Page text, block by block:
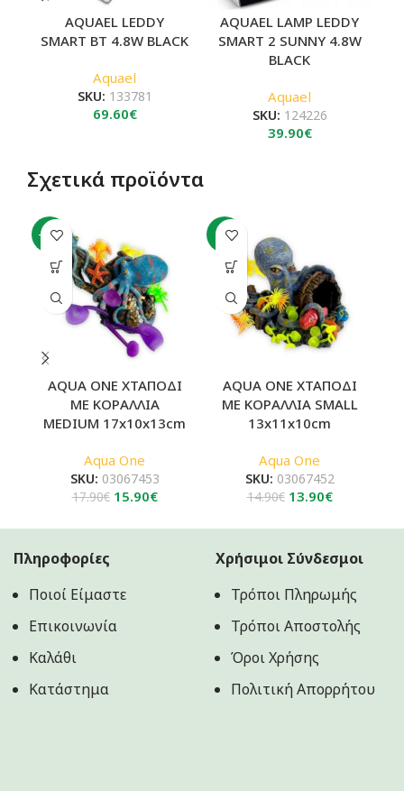
AQUAEL LEDDY
SMART BT 4.8W BLACK
Aquael
SKU: 133781
69.60€
AQUAEL LAMP LEDDY
SMART 2 SUNNY 4.8W
BLACK
Aquael
SKU: 124226
39.90€
Σχετικά προϊόντα
-11%
AQUA ONE ΧΤΑΠΟΔΙ
ΜΕ ΚΟΡΑΛΛΙΑ
MEDIUM 17x10x13cm
Aqua One
SKU: 03067453
17.90€ Original
was:
15.90€Η
τιμή
-7%
AQUA ONE ΧΤΑΠΟΔΙ
ΜΕ ΚΟΡΑΛΛΙΑ SMALL
13x11x10cm
Aqua One
SKU: 03067452
14.90€ Original
was:
14.90€.
13.90€Η
τιμή
είναι:
13.90€.
Πληροφορίες
Ποιοί Είμαστε
Επικοινωνία
Καλάθι
Κατάστημα
Χρήσιμοι Σύνδεσμοι
Τρόποι Πληρωμής
Τρόποι Αποστολής
Όροι Χρήσης
Πολιτική Aπορρήτου